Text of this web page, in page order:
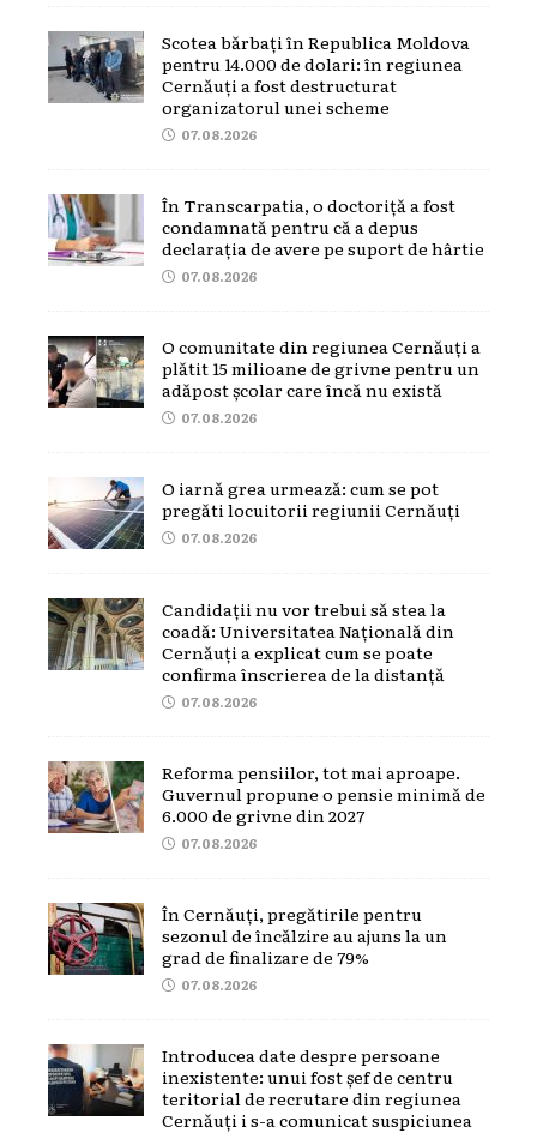
Scotea bărbați în Republica Moldova
pentru 14.000 de dolari: în regiunea
Cernăuți a fost destructurat
organizatorul unei scheme
07.08.2026
În Transcarpatia, o doctoriță a fost
condamnată pentru că a depus
declarația de avere pe suport de hârtie
07.08.2026
O comunitate din regiunea Cernăuți a
plătit 15 milioane de grivne pentru un
adăpost școlar care încă nu există
07.08.2026
O iarnă grea urmează: cum se pot
pregăti locuitorii regiunii Cernăuți
07.08.2026
Candidații nu vor trebui să stea la
coadă: Universitatea Națională din
Cernăuți a explicat cum se poate
confirma înscrierea de la distanță
07.08.2026
Reforma pensiilor, tot mai aproape.
Guvernul propune o pensie minimă de
6.000 de grivne din 2027
07.08.2026
În Cernăuți, pregătirile pentru
sezonul de încălzire au ajuns la un
grad de finalizare de 79%
07.08.2026
Introducea date despre persoane
inexistente: unui fost șef de centru
teritorial de recrutare din regiunea
Cernăuți i s-a comunicat suspiciunea